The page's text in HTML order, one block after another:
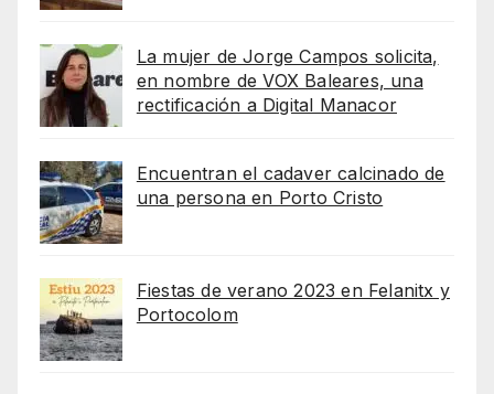
La mujer de Jorge Campos solicita,
en nombre de VOX Baleares, una
rectificación a Digital Manacor
Encuentran el cadaver calcinado de
una persona en Porto Cristo
Fiestas de verano 2023 en Felanitx y
Portocolom